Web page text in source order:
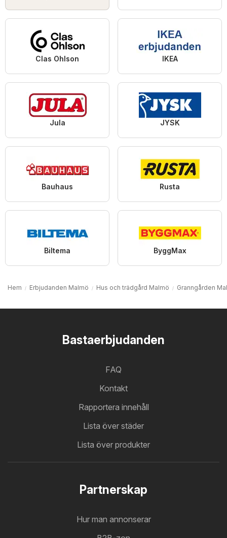
Clas Ohlson IKEA
Jula JYSK
Bauhaus Rusta
Biltema ByggMax
Hem Erbjudanden Malmö Hus och trädgård Malmö Granngården
Bastaerbjudanden
FAQ
Kontakt
Rapportera innehåll
Lista över städer
Lista över produkter
Partnerskap
Hur man annonserar